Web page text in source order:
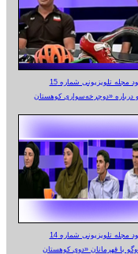
مجله تلویزیونی شماره 15
مجله تلویزیونی شماره 14